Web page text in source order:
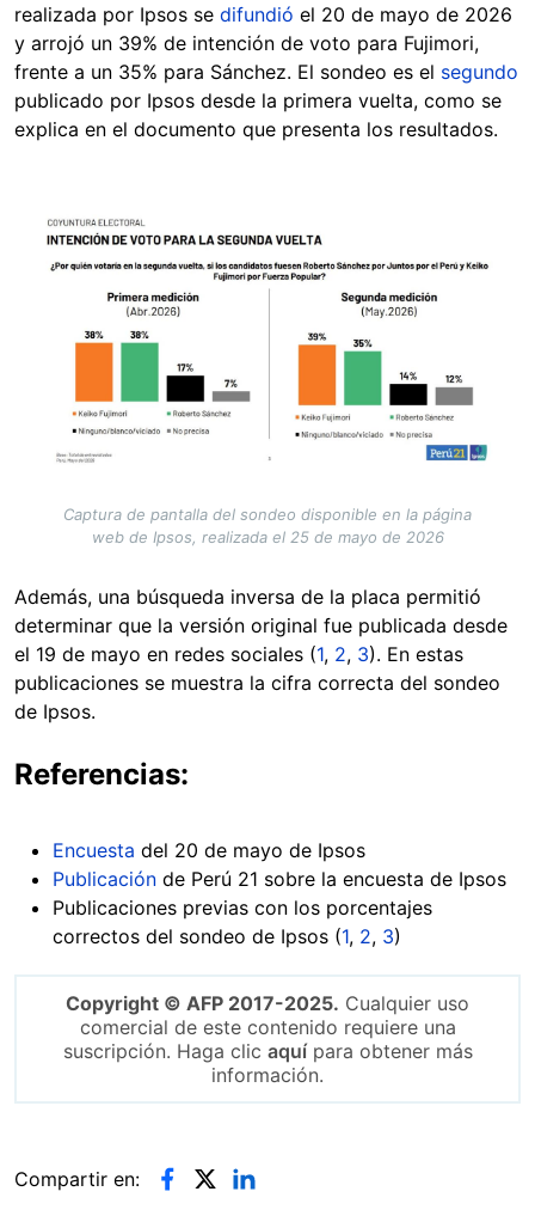
realizada por Ipsos se difundió el 20 de mayo de 2026
y arrojó un 39% de intención de voto para Fujimori,
frente a un 35% para Sánchez. El sondeo es el segundo
publicado por Ipsos desde la primera vuelta, como se
explica en el documento que presenta los resultados.
Image
Captura de pantalla del sondeo disponible en la página
web de Ipsos, realizada el 25 de mayo de 2026
Además, una búsqueda inversa de la placa permitió
determinar que la versión original fue publicada desde
el 19 de mayo en redes sociales (1, 2, 3). En estas
publicaciones se muestra la cifra correcta del sondeo
de Ipsos.
Referencias:
Encuesta del 20 de mayo de Ipsos
Publicación de Perú 21 sobre la encuesta de Ipsos
Publicaciones previas con los porcentajes
correctos del sondeo de Ipsos (1, 2, 3)
Copyright © AFP 2017-2025. Cualquier uso
comercial de este contenido requiere una
suscripción. Haga clic aquípara obtener más
información.
Compartir en: